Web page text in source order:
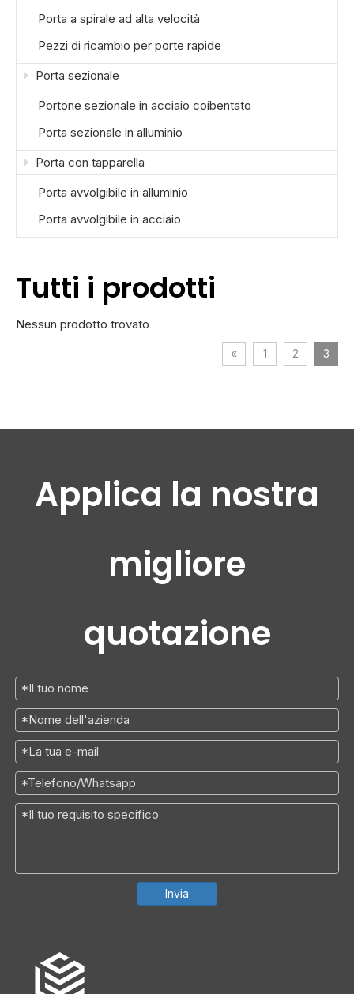
Porta a spirale ad alta velocità
Pezzi di ricambio per porte rapide
Porta sezionale
Portone sezionale in acciaio coibentato
Porta sezionale in alluminio
Porta con tapparella
Porta avvolgibile in alluminio
Porta avvolgibile in acciaio
Tutti i prodotti
Nessun prodotto trovato
« 1 2 3
Applica la nostra
migliore
quotazione
Invia